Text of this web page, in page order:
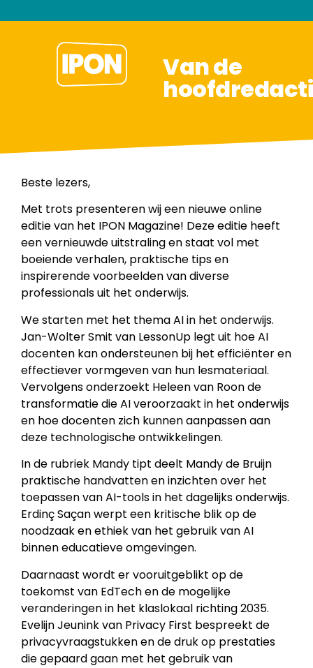
Van de
Beste lezers,
Met trots presenteren wij een nieuwe online
editie van het IPON Magazine! Deze editie heeft
een vernieuwde uitstraling en staat vol met
boeiende verhalen, praktische tips en
inspirerende voorbeelden van diverse
professionals uit het onderwijs.
We starten met het thema AI in het onderwijs.
Jan-Wolter Smit van LessonUp legt uit hoe AI
docenten kan ondersteunen bij het efficiënter en
effectiever vormgeven van hun lesmateriaal.
Vervolgens onderzoekt Heleen van Roon de
transformatie die AI veroorzaakt in het onderwijs
en hoe docenten zich kunnen aanpassen aan
deze technologische ontwikkelingen.
In de rubriek Mandy tipt deelt Mandy de Bruijn
praktische handvatten en inzichten over het
toepassen van AI-tools in het dagelijks onderwijs.
Erdinç Saçan werpt een kritische blik op de
noodzaak en ethiek van het gebruik van AI
binnen educatieve omgevingen.
Daarnaast wordt er vooruitgeblikt op de
toekomst van EdTech en de mogelijke
veranderingen in het klaslokaal richting 2035.
Evelijn Jeunink van Privacy First bespreekt de
privacyvraagstukken en de druk op prestaties
die gepaard gaan met het gebruik van